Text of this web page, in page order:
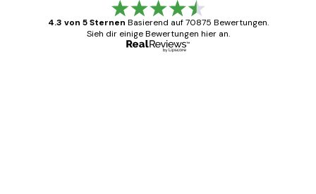
4.3 von 5 Sternen Basierend auf 70875 Bewertungen.
Sieh dir einige Bewertungen hier an.